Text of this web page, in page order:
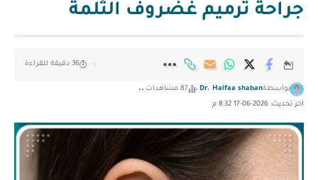
جراحة ترميم غضروف الثلمة
آخر تحديث: 2026-06-17 8:32 م
بواسطةDr. Haifaa shaban 87 مشاهدات
36 دقيقة للقراءة